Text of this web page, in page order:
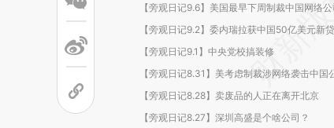
【旁观日记9.6】美国最早下周制裁中国网络公
【旁观日记9.2】委内瑞拉获中国50亿美元新
【旁观日记9.1】中央党校搞装修
【旁观日记8.31】美考虑制裁涉网络袭击中国
【旁观日记8.28】卖废品的人正在离开北京
【旁观日记8.27】深圳高盛是个啥公司？